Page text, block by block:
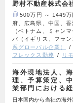
野村不動産株式会
500万円 ～ 1449万
府、広島県、中国、
（ベトナム、ミャン
パ（イギリス、フラ
系グローバル企業）
フレックス勤務
リ
海外現地法人、
理、予算策定、
業部門における
日本国内から当社の海